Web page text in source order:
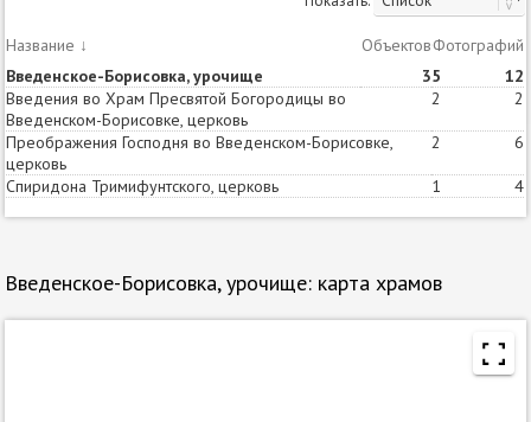
Название ↓ ОбъектовСтатей
Фотографий
Введенское-Борисовка, урочище
35 12
Введения во Храм Пресвятой Богородицы во
Введенском-Борисовке, церковь
2 2
Преображения Господня во Введенском-Борисовке,
церковь
2 6
Спиридона Тримифунтского, церковь 1 4
Введенское-Борисовка, урочище: карта храмов